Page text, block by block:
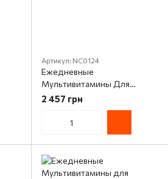
Артикул: NC0124
Ежедневные
Мультивитамины Для
Женщин 55+, Every Woman,
New Chapter, 48 Таблеток
2 457 грн